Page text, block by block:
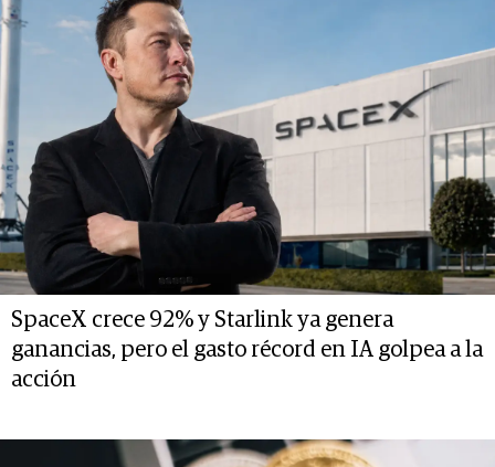
SpaceX crece 92% y Starlink ya genera
ganancias, pero el gasto récord en IA golpea a la
acción